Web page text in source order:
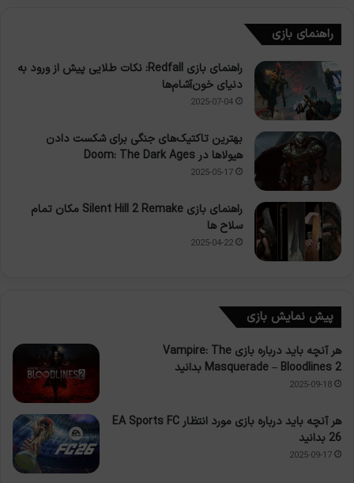
راهنمای بازی
راهنمای بازی Redfall: نکات طلایی پیش از ورود به
دنیای خون‌آشام‌ها
2025-07-04
بهترین تاکتیک‌های جنگی برای شکست دادن
هیولاها در Doom: The Dark Ages
2025-05-17
راهنمای بازی Silent Hill 2 Remake مکان تمام
سلاح ها
2025-04-22
پیش نمایش بازی
هر آنچه باید درباره بازی Vampire: The
Masquerade – Bloodlines 2 بدانید
2025-09-18
هر آنچه باید درباره بازی مورد انتظار EA Sports FC
26 بدانید
2025-09-17